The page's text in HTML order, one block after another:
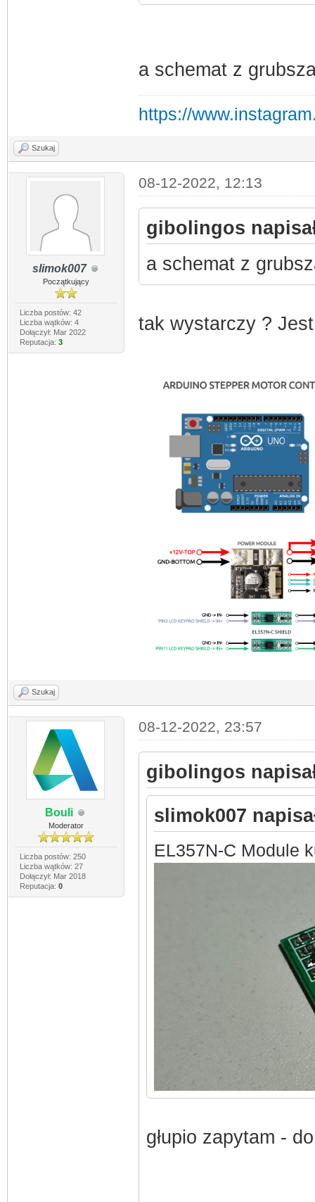
a schemat z
https://
Szukaj
slimok007
Początkujący
Liczba postów: 42
Liczba wątków: 4
Dołączył: Mar 2022
Reputacja: 3
08-12-2022, 12:13
gibolingos
a schemat z
tak wystarczy ?
Szukaj
Bouli
Moderator
Liczba postów: 250
Liczba wątków: 27
Dołączył: Mar 2018
Reputacja: 0
08-12-2022, 23:57
gibolingos
slimok007
EL357N-C Module
głupio zapytam -